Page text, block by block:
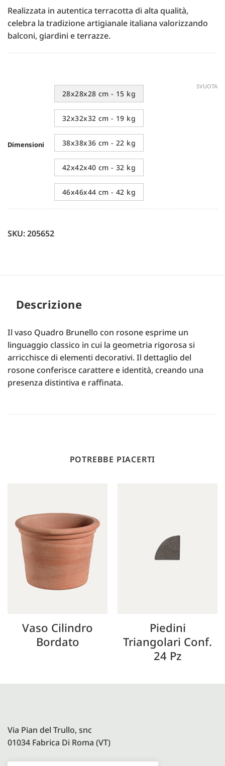
Realizzata in autentica terracotta di alta qualità,
celebra la tradizione artigianale italiana valorizzando
balconi, giardini e terrazze.
Dimensioni
28x28x28 cm - 15 kg
32x32x32 cm - 19 kg
38x38x36 cm - 22 kg
42x42x40 cm - 32 kg
46x46x44 cm - 42 kg
SVUOTA
SKU: 205652
Descrizione
Il vaso Quadro Brunello con rosone esprime un
linguaggio classico in cui la geometria rigorosa si
arricchisce di elementi decorativi. Il dettaglio del
rosone conferisce carattere e identità, creando una
presenza distintiva e raffinata.
POTREBBE PIACERTI
Vaso Cilindro
Bordato
Piedini
Triangolari Conf.
24 Pz
Via Pian del Trullo, snc
01034 Fabrica Di Roma (VT)